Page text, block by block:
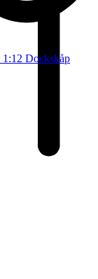
1:12 Dockskåp